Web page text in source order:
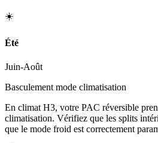
☀️
Été
Juin-Août
Basculement mode climatisation
En climat H3, votre PAC réversible
climatisation. Vérifiez que les splits
que le mode froid est correctement